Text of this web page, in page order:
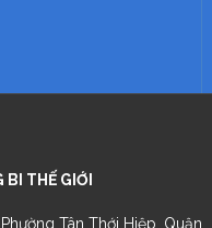
THẾ GIỚI
Tân Thới Hiệp, Quận